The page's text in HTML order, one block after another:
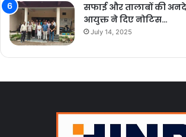
सफाई और तालाबों की
आयुक्त ने दिए नोटिस…
July 14, 2025